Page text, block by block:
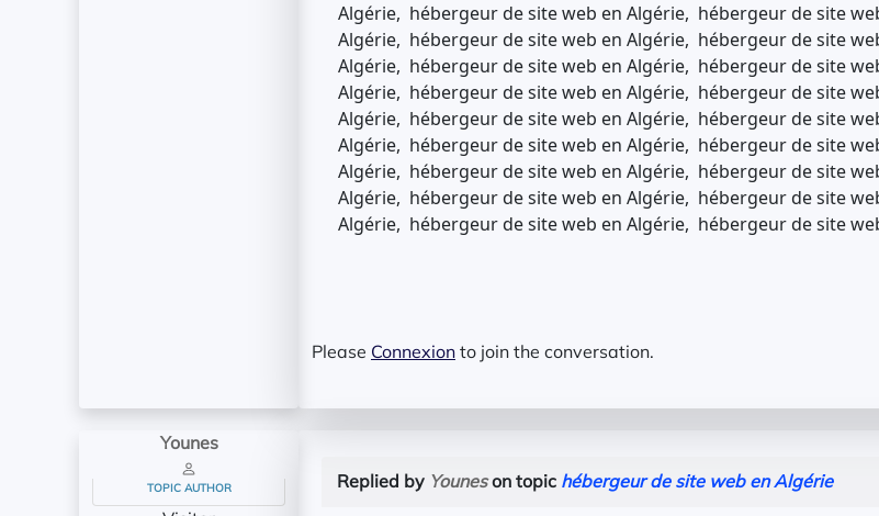
Algérie, hébergeur de site web en Algérie, hébergeur de site
Algérie, hébergeur de site web en Algérie, hébergeur de site
Algérie, hébergeur de site web en Algérie, hébergeur de site
Algérie, hébergeur de site web en Algérie, hébergeur de site
Algérie, hébergeur de site web en Algérie, hébergeur de site
Algérie, hébergeur de site web en Algérie, hébergeur de site
Algérie, hébergeur de site web en Algérie, hébergeur de site
Algérie, hébergeur de site web en Algérie, hébergeur de site
Algérie, hébergeur de site web en Algérie, hébergeur de site
Please Connexion to join the conversation.
Younes
TOPIC AUTHOR Replied by Youneson topic hébergeur de site web en Algérie